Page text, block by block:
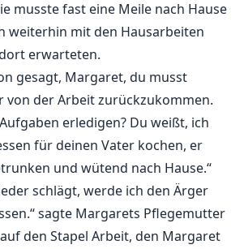
war Margaret eine Bürgerliche,
diente, als ein Bote aus einem
Brief brachte. Sie müsste mehrere
weg reisen, um ihren Ehemann
es, dass ihr zu dritt seid?“
musste fast eine Meile nach Hause
weiterhin mit den Hausarbeiten
erwarteten.
gesagt, Margaret, du musst
von der Arbeit zurückzukommen.
erledigen? Du weißt, ich
für deinen Vater kochen, er
und wütend nach Hause.“
schlägt, werde ich den Ärger
sagte Margarets Pflegemutter
den Stapel Arbeit, den Margaret